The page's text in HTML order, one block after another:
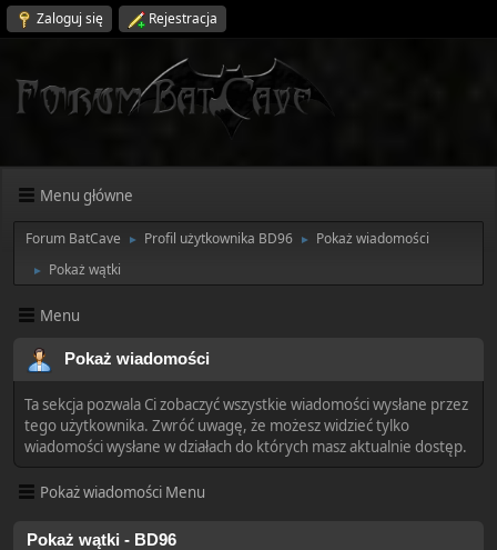
Zaloguj się Rejestracja
Menu główne
Forum BatCave ► Profil użytkownika BD96 ► Pokaż wiadomości
► Pokaż wątki
Menu
Pokaż wiadomości
Ta sekcja pozwala Ci zobaczyć wszystkie wiadomości wysłane przez
tego użytkownika. Zwróć uwagę, że możesz widzieć tylko
wiadomości wysłane w działach do których masz aktualnie dostęp.
Pokaż wiadomości Menu
Pokaż wątki - BD96